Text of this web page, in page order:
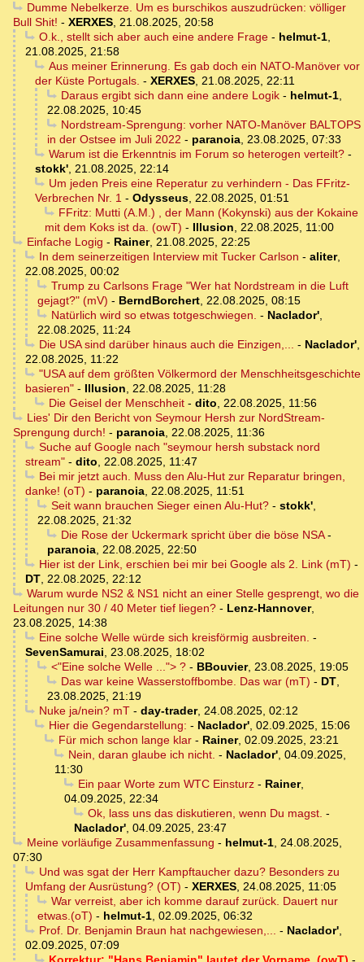
Dumme Nebelkerze. Um es burschikos auszudrücken: völliger
Bull Shit! - XERXES, 21.08.2025, 20:58
O.k., stellt sich aber auch eine andere Frage- helmut-1,
21.08.2025, 21:58
Aus meiner Erinnerung. Es gab doch ein NATO-Manöver vor
der Küste Portugals. - XERXES, 21.08.2025, 22:11
Daraus ergibt sich dann eine andere Logik- helmut-1,
22.08.2025, 10:45
Nordstream-Sprengung: vorher NATO-Manöver BALTOPS
in der Ostsee im Juli 2022 - paranoia, 23.08.2025, 07:33
Warum ist die Erkenntnis im Forum so heterogen verteilt?-
stokk', 21.08.2025, 22:14
Um jeden Preis eine Reperatur zu verhindern - Das FFritz-
Verbrechen Nr. 1 - Odysseus, 22.08.2025, 01:51
FFritz: Mutti (A.M.) , der Mann (Kokynski) aus der Kokaine
mit dem Koks ist da. (owT) - Illusion, 22.08.2025, 11:00
Einfache Logig - Rainer, 21.08.2025, 22:25
In dem seinerzeitigen Interview mit Tucker Carlson - aliter,
22.08.2025, 00:02
Trump zu Carlsons Frage "Wer hat Nordstream in die Luft
gejagt?" (mV) - BerndBorchert, 22.08.2025, 08:15
Natürlich wird so etwas totgeschwiegen. - Naclador',
22.08.2025, 11:24
Die USA sind darüber hinaus auch die Einzigen,... - Naclador',
22.08.2025, 11:22
"USA auf dem größten Völkermord der Menschheitsgeschichte
basieren" - Illusion, 22.08.2025, 11:28
Die Geisel der Menschheit- dito, 22.08.2025, 11:56
Lies' Dir den Bericht von Seymour Hersh zur NordStream-
Sprengung durch! - paranoia, 22.08.2025, 11:36
Suche auf Google nach "seymour hersh substack nord
stream" - dito, 22.08.2025, 11:47
Bei mir jetzt auch. Muss den Alu-Hut zur Reparatur bringen,
danke! (oT) - paranoia, 22.08.2025, 11:51
Seit wann brauchen Sieger einen Alu-Hut?- stokk',
22.08.2025, 21:32
Die Rose der Uckermark spricht über die böse NSA-
paranoia, 22.08.2025, 22:50
Hier ist der Link, erschien bei mir bei Google als 2. Link (mT) -
DT, 22.08.2025, 22:12
Warum wurde NS2 & NS1 nicht an einer Stelle gesprengt, wo die
Leitungen nur 30 / 40 Meter tief liegen? - Lenz-Hannover,
23.08.2025, 14:38
Eine solche Welle würde sich kreisförmig ausbreiten. -
SevenSamurai, 23.08.2025, 18:02
<"Eine solche Welle ..."> ?- BBouvier, 23.08.2025, 19:05
Das war keine Wasserstoffbombe. Das war (mT) - DT,
23.08.2025, 21:19
Nuke ja/nein? mT- day-trader, 24.08.2025, 02:12
Hier die Gegendarstellung: - Naclador', 02.09.2025, 15:06
Für mich schon lange klar- Rainer, 02.09.2025, 23:21
Nein, daran glaube ich nicht. - Naclador', 04.09.2025,
11:30
Ein paar Worte zum WTC Einsturz- Rainer,
04.09.2025, 22:34
Ok, lass uns das diskutieren, wenn Du magst. -
Naclador', 04.09.2025, 23:47
Meine vorläufige Zusammenfassung - helmut-1, 24.08.2025,
07:30
Und was sgat der Herr Kampftaucher dazu? Besonders zu
Umfang der Ausrüstung? (OT) - XERXES, 24.08.2025, 11:05
War verreist, aber ich komme darauf zurück. Dauert nur
etwas.(oT) - helmut-1, 02.09.2025, 06:32
Prof. Dr. Benjamin Braun hat nachgewiesen,... - Naclador',
02.09.2025, 07:09